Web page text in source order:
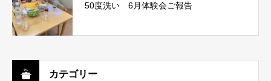
50度洗い 6月体験会ご報告
カテゴリー